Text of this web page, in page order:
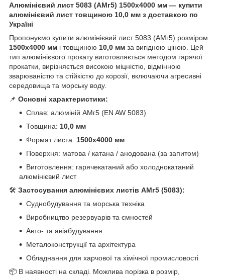
Алюмінієвий лист 5083 (АМг5) 1500х4000 мм — купити
алюмінієвий лист товщиною 10,0 мм з доставкою по
Україні
Пропонуємо купити алюмінієвий лист 5083 (АМг5) розміром
1500х4000 мм і товщиною 10,0 мм за вигідною ціною. Цей
тип алюмінієвого прокату виготовляється методом гарячої
прокатки, вирізняється високою міцністю, відмінною
зварюваністю та стійкістю до корозії, включаючи агресивні
середовища та морську воду.
📌 Основні характеристики:
Сплав: алюміній АМг5 (EN AW 5083)
Товщина: 10,0 мм
Формат листа: 1500х4000 мм
Поверхня: матова / катана / анодована (за запитом)
Виготовлення: гарячекатаний або холоднокатаний
алюмінієвий лист
🛠 Застосування алюмінієвих листів АМг5 (5083):
Суднобудування та морська техніка
Виробництво резервуарів та ємностей
Авто- та авіабудування
Металоконструкції та архітектура
Обладнання для харчової та хімічної промисловості
📦 В наявності на складі. Можлива порізка в розмір,